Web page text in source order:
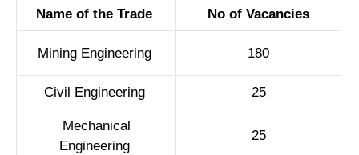
Name of the Trade No of Vacancies
Mining Engineering 180
Civil Engineering 25
Mechanical
Engineering
25